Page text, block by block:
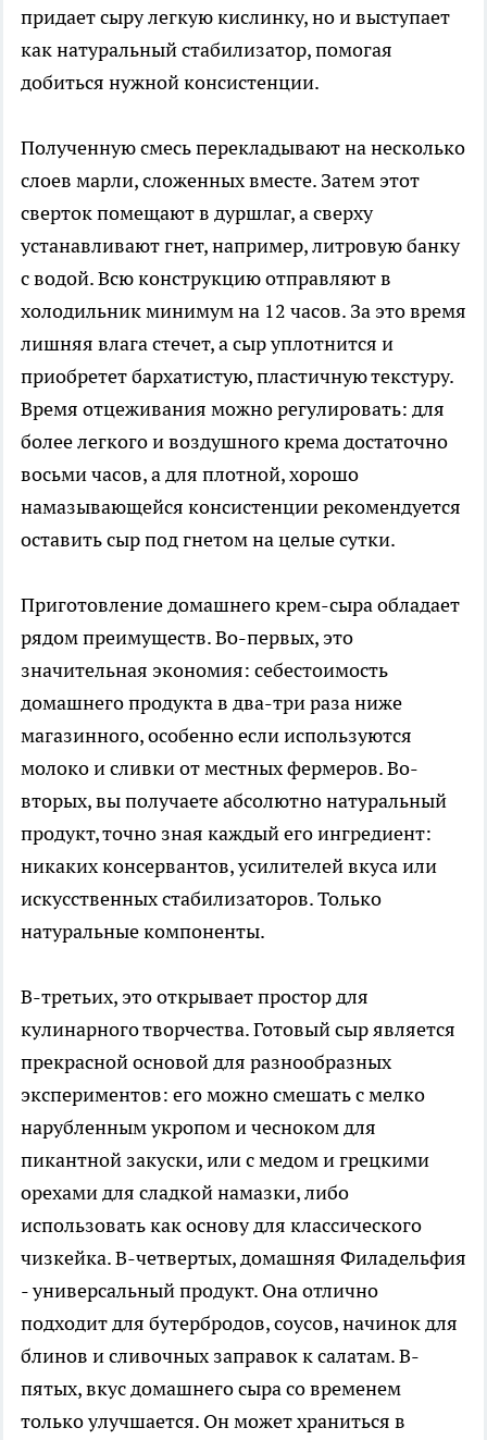
придает сыру легкую кислинку, но и выступает
как натуральный стабилизатор, помогая
добиться нужной консистенции.
Полученную смесь перекладывают на несколько
слоев марли, сложенных вместе. Затем этот
сверток помещают в дуршлаг, а сверху
устанавливают гнет, например, литровую банку
с водой. Всю конструкцию отправляют в
холодильник минимум на 12 часов. За это время
лишняя влага стечет, а сыр уплотнится и
приобретет бархатистую, пластичную текстуру.
Время отцеживания можно регулировать: для
более легкого и воздушного крема достаточно
восьми часов, а для плотной, хорошо
намазывающейся консистенции рекомендуется
оставить сыр под гнетом на целые сутки.
Приготовление домашнего крем-сыра обладает
рядом преимуществ. Во-первых, это
значительная экономия: себестоимость
домашнего продукта в два-три раза ниже
магазинного, особенно если используются
молоко и сливки от местных фермеров. Во-
вторых, вы получаете абсолютно натуральный
продукт, точно зная каждый его ингредиент:
никаких консервантов, усилителей вкуса или
искусственных стабилизаторов. Только
натуральные компоненты.
В-третьих, это открывает простор для
кулинарного творчества. Готовый сыр является
прекрасной основой для разнообразных
экспериментов: его можно смешать с мелко
нарубленным укропом и чесноком для
пикантной закуски, или с медом и грецкими
орехами для сладкой намазки, либо
использовать как основу для классического
чизкейка. В-четвертых, домашняя Филадельфия
- универсальный продукт. Она отлично
подходит для бутербродов, соусов, начинок для
блинов и сливочных заправок к салатам. В-
пятых, вкус домашнего сыра со временем
только улучшается. Он может храниться в